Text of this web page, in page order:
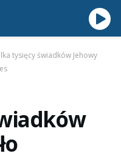
tysięcy świadków Jehowy